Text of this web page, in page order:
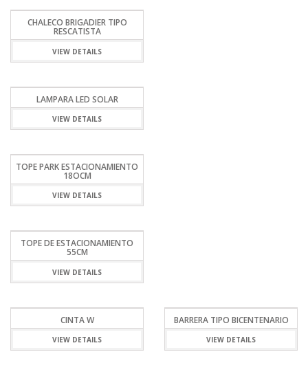
CHALECO BRIGADIER TIPO
RESCATISTA
VIEW DETAILS
LAMPARA LED SOLAR
VIEW DETAILS
TOPE PARK ESTACIONAMIENTO
18OCM
VIEW DETAILS
TOPE DE ESTACIONAMIENTO
55CM
VIEW DETAILS
CINTA W
VIEW DETAILS
BARRERA TIPO BICENTENARIO
VIEW DETAILS